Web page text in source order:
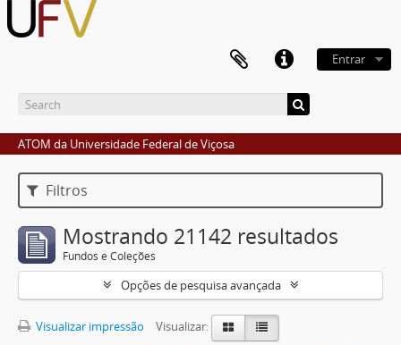
Entrar
ATOM da Universidade Federal de Viçosa
Filtros
Mostrando 21142 resultados
Fundos e Coleções
Opções de pesquisa avançada
Visualizar impressão
Visualizar: